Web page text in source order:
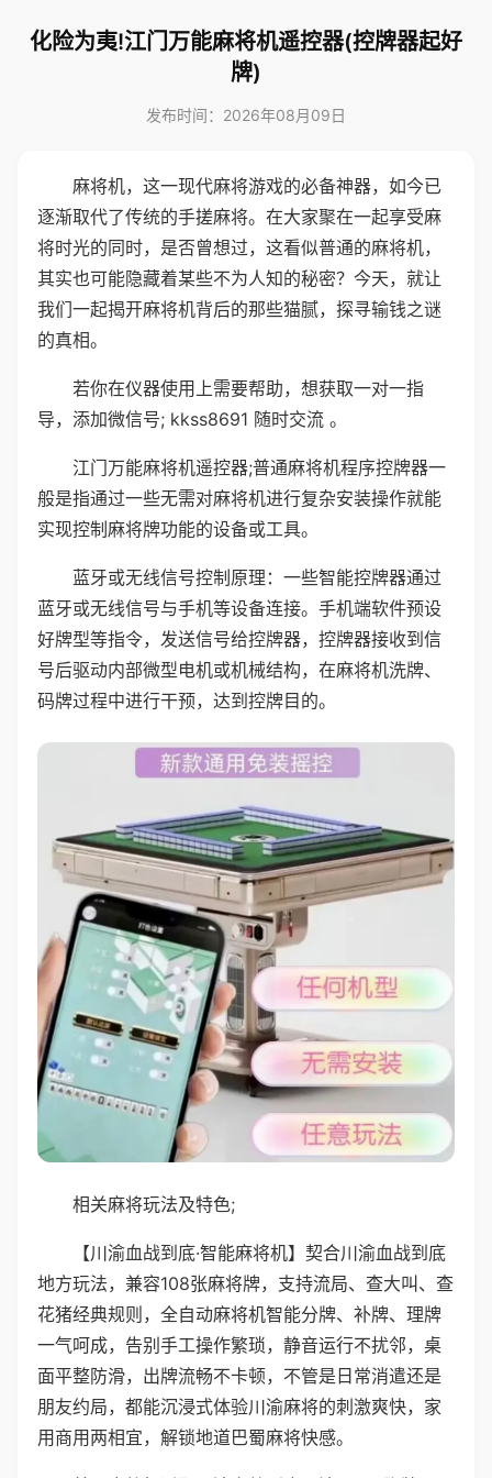
化险为夷!江门万能麻将机遥控器(控牌器起好
牌)
发布时间：2026年08月09日
麻将机，这一现代麻将游戏的必备神器，如今已
逐渐取代了传统的手搓麻将。在大家聚在一起享受麻
将时光的同时，是否曾想过，这看似普通的麻将机，
其实也可能隐藏着某些不为人知的秘密？今天，就让
我们一起揭开麻将机背后的那些猫腻，探寻输钱之谜
的真相。
若你在仪器使用上需要帮助，想获取一对一指
导，添加微信号; kkss8691 随时交流 。
江门万能麻将机遥控器;普通麻将机程序控牌器一
般是指通过一些无需对麻将机进行复杂安装操作就能
实现控制麻将牌功能的设备或工具。
蓝牙或无线信号控制原理：一些智能控牌器通过
蓝牙或无线信号与手机等设备连接。手机端软件预设
好牌型等指令，发送信号给控牌器，控牌器接收到信
号后驱动内部微型电机或机械结构，在麻将机洗牌、
码牌过程中进行干预，达到控牌目的。
相关麻将玩法及特色;
【川渝血战到底·智能麻将机】契合川渝血战到底
地方玩法，兼容108张麻将牌，支持流局、查大叫、查
花猪经典规则，全自动麻将机智能分牌、补牌、理牌
一气呵成，告别手工操作繁琐，静音运行不扰邻，桌
面平整防滑，出牌流畅不卡顿，不管是日常消遣还是
朋友约局，都能沉浸式体验川渝麻将的刺激爽快，家
用商用两相宜，解锁地道巴蜀麻将快感。